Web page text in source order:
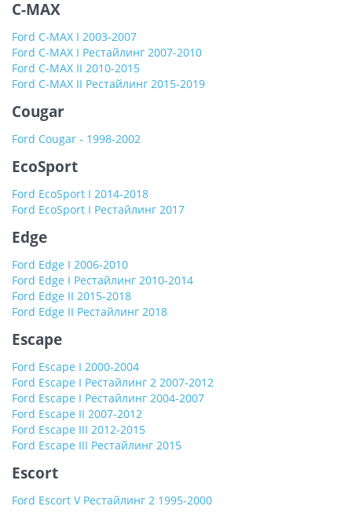
C-MAX
Ford C-MAX I 2003-2007
Ford C-MAX I Рестайлинг 2007-2010
Ford C-MAX II 2010-2015
Ford C-MAX II Рестайлинг 2015-2019
Cougar
Ford Cougar - 1998-2002
EcoSport
Ford EcoSport I 2014-2018
Ford EcoSport I Рестайлинг 2017
Edge
Ford Edge I 2006-2010
Ford Edge I Рестайлинг 2010-2014
Ford Edge II 2015-2018
Ford Edge II Рестайлинг 2018
Escape
Ford Escape I 2000-2004
Ford Escape I Рестайлинг 2 2007-2012
Ford Escape I Рестайлинг 2004-2007
Ford Escape II 2007-2012
Ford Escape III 2012-2015
Ford Escape III Рестайлинг 2015
Escort
Ford Escort V Рестайлинг 2 1995-2000